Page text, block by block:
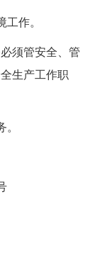
工作。
须管安全、管
生产工作职